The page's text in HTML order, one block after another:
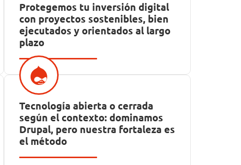
Protegemos tu inversión digital
con proyectos sostenibles, bien
ejecutados y orientados al largo
plazo
Tecnología abierta o cerrada
según el contexto: dominamos
Drupal, pero nuestra fortaleza es
el método